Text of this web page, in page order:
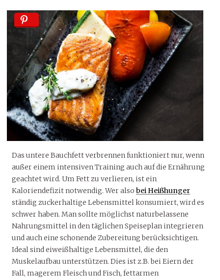
Das untere Bauchfett verbrennen funktioniert nur, wenn
außer einem intensiven Training auch auf die Ernährung
geachtet wird. Um Fett zu verlieren, ist ein
Kaloriendefizit notwendig. Wer also bei Heißhunger
ständig zuckerhaltige Lebensmittel konsumiert, wird es
schwer haben. Man sollte möglichst naturbelassene
Nahrungsmittel in den täglichen Speiseplan integrieren
und auch eine schonende Zubereitung berücksichtigen.
Ideal sind eiweißhaltige Lebensmittel, die den
Muskelaufbau unterstützen. Dies ist z.B. bei Eiern der
Fall, magerem Fleisch und Fisch, fettarmen